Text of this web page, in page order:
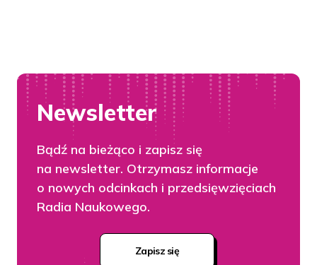
Newsletter
Bądź na bieżąco i zapisz się
na newsletter. Otrzymasz informacje
o nowych odcinkach i przedsięwzięciach
Radia Naukowego.
Zapisz się